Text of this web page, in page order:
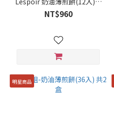
3贈1
NT$960
明星商品